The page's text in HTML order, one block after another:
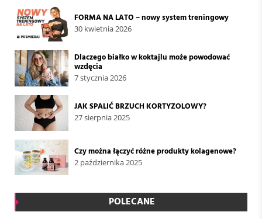
FORMA NA LATO – nowy system treningowy
30 kwietnia 2026
Dlaczego białko w koktajlu może powodować
wzdęcia
7 stycznia 2026
JAK SPALIĆ BRZUCH KORTYZOLOWY?
27 sierpnia 2025
Czy można łączyć różne produkty kolagenowe?
2 października 2025
POLECANE